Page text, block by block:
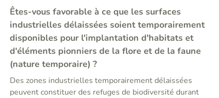
Êtes-vous favorable à ce que les surfaces
industrielles délaissées soient temporairement
disponibles pour l'implantation d'habitats et
d'éléments pionniers de la flore et de la faune
(nature temporaire) ?
Des zones industrielles temporairement délaissées
peuvent constituer des refuges de biodiversité durant